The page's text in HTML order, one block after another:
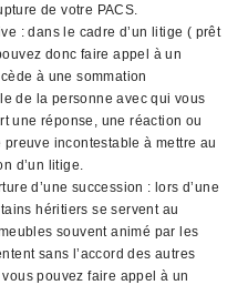
de votre PACS.
: dans le cadre d’un litige ( prêt
donc faire appel à un
à une sommation
de la personne avec qui vous
une réponse, une réaction ou
incontestable à mettre au
d’un litige.
d’une succession : lors d’une
héritiers se servent au
souvent animé par les
sans l’accord des autres
pouvez faire appel à un